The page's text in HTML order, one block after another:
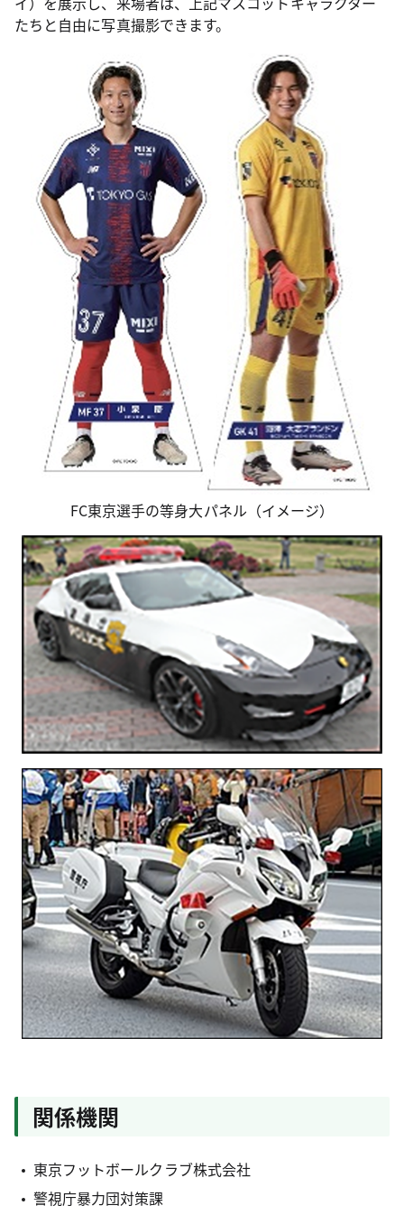
たちと自由に写真撮影できます。
FC東京選手の等身大パネル（イメージ）
関係機関
東京フットボールクラブ株式会社
警視庁暴力団対策課